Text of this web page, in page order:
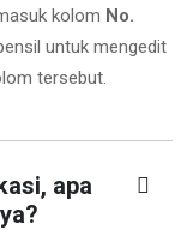
kolom No.
untuk mengedit
tersebut.
apa